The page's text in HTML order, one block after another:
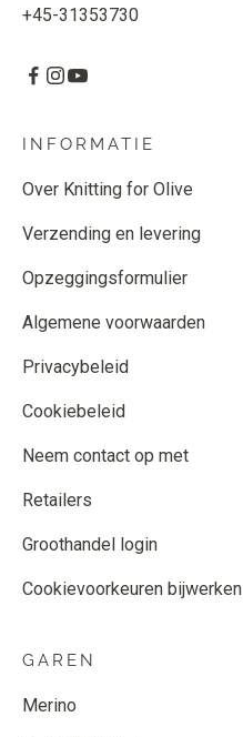
+45-31353730
INFORMATIE
Over Knitting for Olive
Verzending en levering
Opzeggingsformulier
Algemene voorwaarden
Privacybeleid
Cookiebeleid
Neem contact op met
Retailers
Groothandel login
Cookievoorkeuren bijwerken
GAREN
Merino